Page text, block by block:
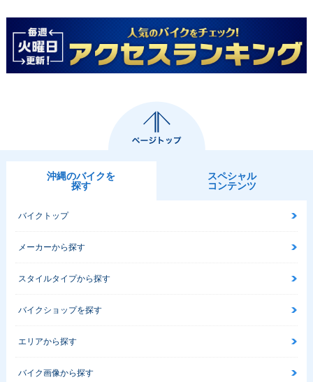
沖縄のバイクを
探す
スペシャル
コンテンツ
バイクトップ
メーカーから探す
スタイルタイプから探す
バイクショップを探す
エリアから探す
バイク画像から探す